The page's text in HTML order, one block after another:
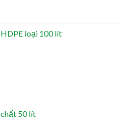
loại 100 lít
50 lít